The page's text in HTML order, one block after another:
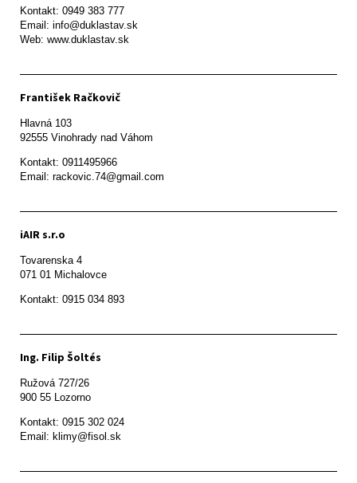
Kontakt: 0949 383 777
Email: info@duklastav.sk
Web: www.duklastav.sk
František Račkovič
Hlavná 103
92555 Vinohrady nad Váhom
Kontakt: 0911495966
Email: rackovic.74@gmail.com
iAIR s.r.o
Tovarenska 4
071 01 Michalovce
Ing. Filip Šoltés
Ružová 727/26
900 55 Lozorno
Kontakt: 0915 302 024
Email: klimy@fisol.sk